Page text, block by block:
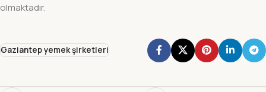
olmaktadır.
Gaziantep yemek şirketleri